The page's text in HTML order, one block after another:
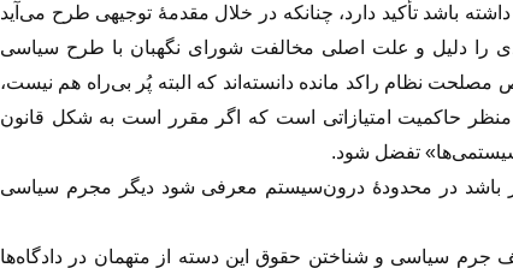
باشد تأکید دارد، چنانکه در خلال مقدمهٔ توجیهى طرح مى‌آید
را دلیل و علت اصلى مخالفت شوراى نگهبان با طرح سیاسى
نظام راکد مانده دانسته‌اند که البته پُر بى‌راه هم نیست،
حاکمیت امتیازاتی است که اگر مقرر است به شکل قانون
تفضل شود.
باشد در محدودهٔ درون‌سیستم معرفى شود دیگر مجرم سیاسى
جرم سیاسى و شناختن حقوق این دسته از متهمان در دادگاه‌ها